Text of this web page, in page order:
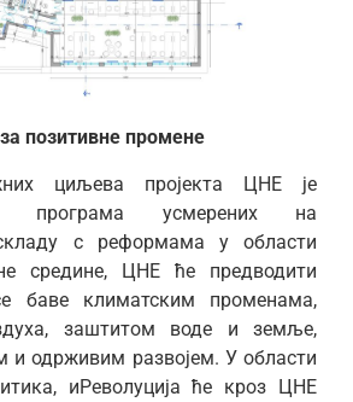
позитивне промене
циљева пројекта ЦНЕ је
програма усмерених на
с реформама у области
средине, ЦНЕ ће предводити
баве климатским променама,
заштитом воде и земље,
и одрживим развојем. У области
иРеволуција ће кроз ЦНЕ